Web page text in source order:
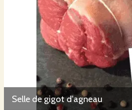
Selle de gigot d'agneau